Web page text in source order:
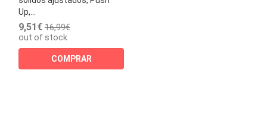
Up,...
9,51€ 16,99€
out of stock
COMPRAR